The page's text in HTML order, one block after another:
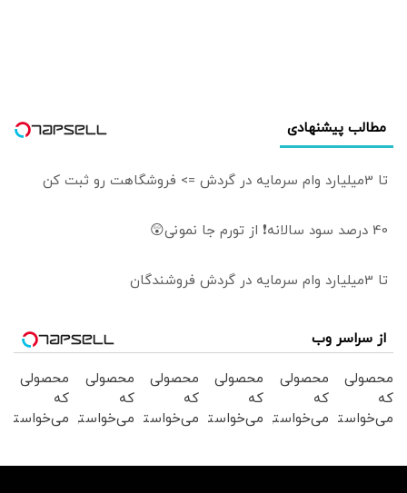
هزینه و فایده است
مطالب پیشنهادی
تا 3میلیارد وام سرمایه در گردش => فروشگاهت رو ثبت کن
40 درصد سود سالانه❗ از تورم جا نمونی😲
تا 3میلیارد وام سرمایه در گردش فروشندگان
از سراسر وب
محصولی
که
می‌خواستی
محصولی
که
می‌خواستی
محصولی
که
می‌خواستی
محصولی
که
می‌خواستی
محصولی
که
می‌خواستی
محصولی
که
می‌خواستی